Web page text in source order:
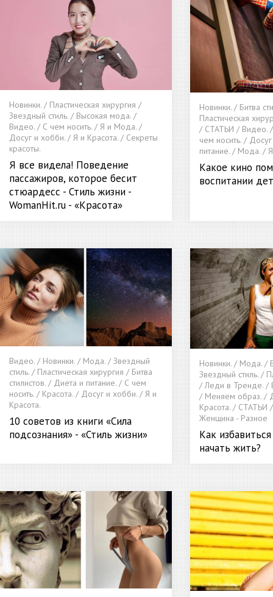
Новинки. / Пластическая хирургия /
Звездный стиль. / Высокая мода. /
Видео. / С чем носить. / Я и Мода. /
Досуг и хобби. / Я и Красота. / Секреты
красоты.
Я все видела! Поведение
пассажиров, которое бесит
стюардесс - Стиль жизни -
WomanHit.ru - «Красота»
Новинки. / Битва
Пластическая
/ СТАТЬИ / Видео.
чем носить. /
питание. / Мода. /
Какое кино
воспитании
Видео. / Новинки. / Мода. / Звездный
стиль. / Пластическая хирургия / Битва
стилистов. / Диета и питание. / С чем
носить. / Красота. / Досуг и хобби. / Я и
Красота.
10 советов из книги «Сила
подсознания» - «Стиль жизни»
Новинки. / Мода. /
Звездный стиль. /
/ Леди в Тренде. /
/ Меняем образ. /
Красота. / СТАТЬИ
Женщина - Разное
Как
начать жить?